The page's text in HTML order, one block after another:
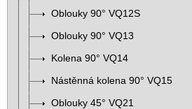
Oblouky 90° VQ12S
Oblouky 90° VQ13
Kolena 90° VQ14
Nástěnná kolena 90° VQ15
Oblouky 45° VQ21